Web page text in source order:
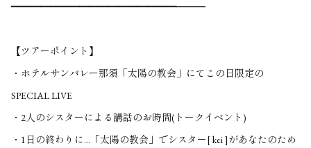
━━━━━━━━━━━━━━━━━━━━
【ツアーポイント】
・ホテルサンバレー那須「太陽の教会」にてこの日限定の
SPECIAL LIVE
・2人のシスターによる講話のお時間(トークイベント)
・1日の終わりに…「太陽の教会」でシスター[ kei ]があなたのため